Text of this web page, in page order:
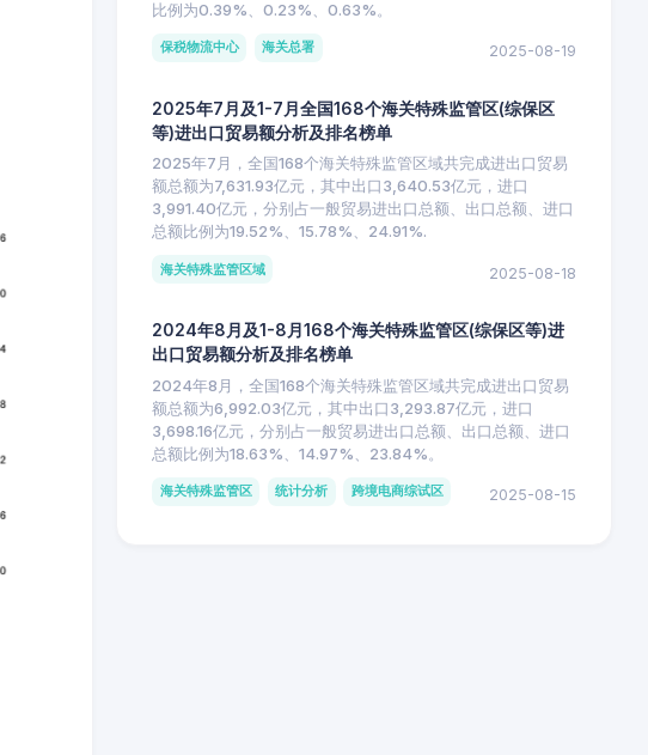
比例为0.39%、0.23%、0.63%。
保税物流中心 海关总署 2025-08-19
2025年7月及1-7月全国168个海关特殊监管区(综保区
等)进出口贸易额分析及排名榜单
2025年7月，全国168个海关特殊监管区域共完成进出口贸易
额总额为7,631.93亿元，其中出口3,640.53亿元，进口
3,991.40亿元，分别占一般贸易进出口总额、出口总额、进口
总额比例为19.52%、15.78%、24.91%.
海关特殊监管区域 2025-08-18
2024年8月及1-8月168个海关特殊监管区(综保区等)进
出口贸易额分析及排名榜单
2024年8月，全国168个海关特殊监管区域共完成进出口贸易
额总额为6,992.03亿元，其中出口3,293.87亿元，进口
3,698.16亿元，分别占一般贸易进出口总额、出口总额、进口
总额比例为18.63%、14.97%、23.84%。
海关特殊监管区 统计分析 跨境电商综试区 2025-08-15